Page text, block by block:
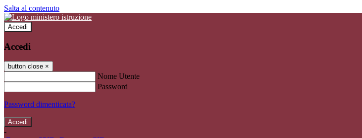
Salta al contenuto
Accedi
Accedi
button close ×
Nome Utente
Password
Password dimenticata?
-